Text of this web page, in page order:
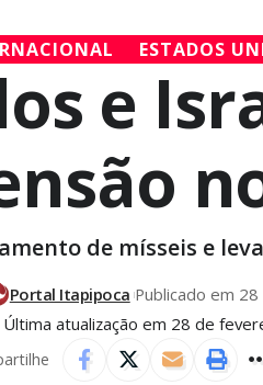
ESTADOS
e
de mísseis e
Última atualização em 28 de
Portal Itapipoca Publicado em